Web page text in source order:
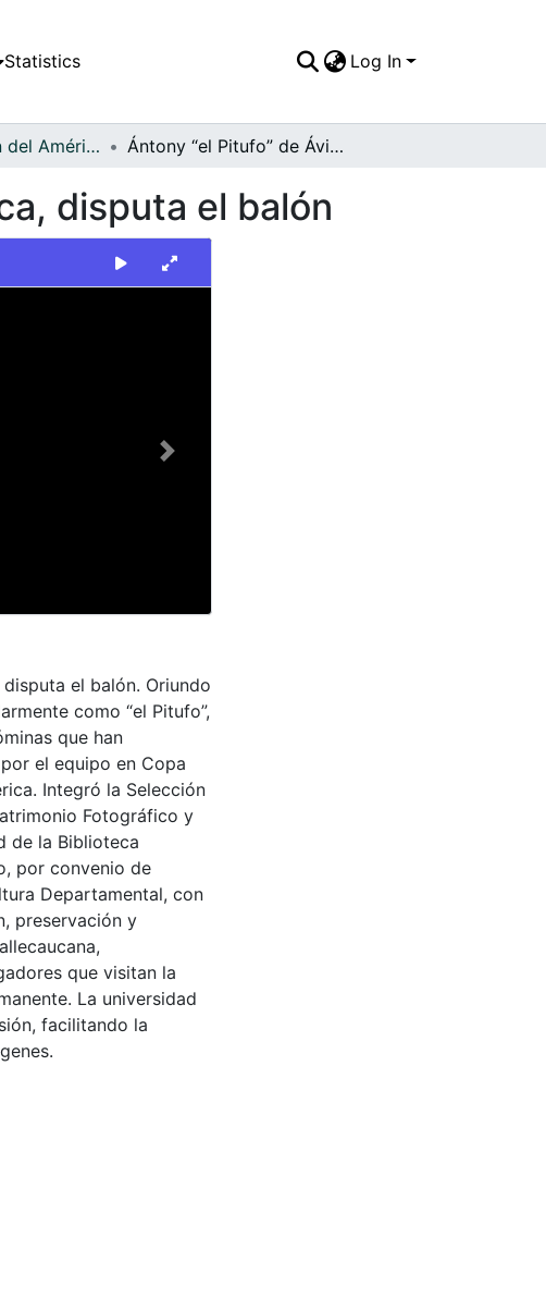
Statistics Log In
FFDO - Rincón del América - Patrimonial Ántony “el Pitufo” de Ávila, jugador del América, disputa el balón
disputa el balón
Next
el balón. Oriundo
como “el Pitufo”,
que han
el equipo en Copa
Integró la Selección
Fotográfico y
de la Biblioteca
por convenio de
Departamental, con
preservación y
que visitan la
La universidad
facilitando la